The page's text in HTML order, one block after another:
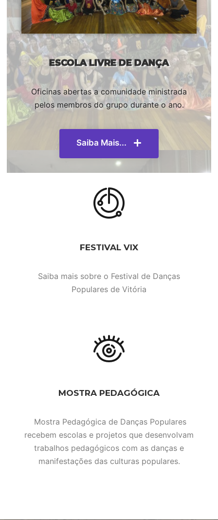
ESCOLA LIVRE DE DANÇA
Oficinas abertas a comunidade ministrada
pelos membros do grupo durante o ano.
Saiba Mais...
FESTIVAL VIX
Saiba mais sobre o Festival de Danças
Populares de Vitória
MOSTRA PEDAGÓGICA
Mostra Pedagógica de Danças Populares
recebem escolas e projetos que desenvolvam
trabalhos pedagógicos com as danças e
manifestações das culturas populares.